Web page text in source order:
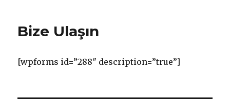
Bize Ulaşın
[wpforms id=”288″ description=”true”]